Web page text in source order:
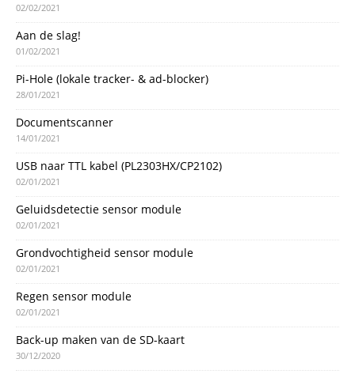
02/02/2021
Aan de slag!
01/02/2021
Pi-Hole (lokale tracker- & ad-blocker)
28/01/2021
Documentscanner
14/01/2021
USB naar TTL kabel (PL2303HX/CP2102)
02/01/2021
Geluidsdetectie sensor module
02/01/2021
Grondvochtigheid sensor module
02/01/2021
Regen sensor module
02/01/2021
Back-up maken van de SD-kaart
30/12/2020